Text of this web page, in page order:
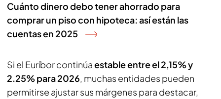
Cuánto dinero debo tener ahorrado para
comprar un piso con hipoteca: así están las
cuentas en 2025
Si el Euríbor continúaestable entre el 2,15% y
2.25% para 2026, muchas entidades pueden
permitirse ajustar sus márgenes para destacar,